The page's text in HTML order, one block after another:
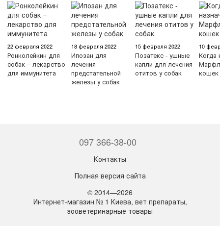
22 февраля 2022
Ронколейкин для
собак – лекарство
для иммунитета
18 февраля 2022
Ипозан для
лечения
предстательной
железы у собак
15 февраля 2022
Позатекс - ушные
капли для лечения
отитов у собак
10
Когда
кошек
097 366-38-00
Контакты
Полная версия сайта
© 2014—2026
Интернет-магазин № 1 Киева, вет препараты,
зооветеринарные товары